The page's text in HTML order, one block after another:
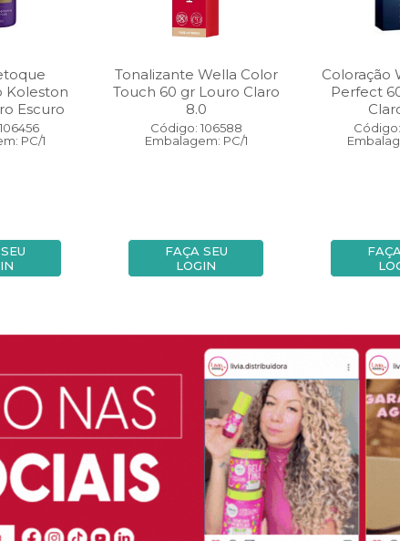
Koleston
Escuro
PC/1
Tonalizante Wella Color
Touch 60 gr Louro Claro
8.0
Código: 106588
Embalagem: PC/1
FAÇA SEU
LOGIN
Coloração
Perfect